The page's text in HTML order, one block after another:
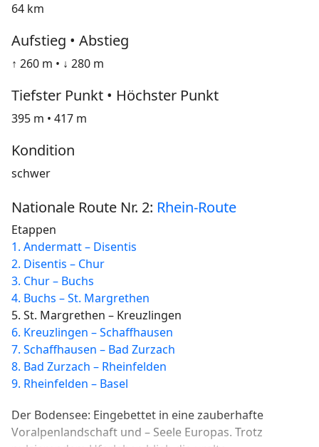
64 km
Aufstieg • Abstieg
↑ 260 m • ↓ 280 m
Tiefster Punkt • Höchster Punkt
395 m • 417 m
Kondition
schwer
Nationale Route Nr. 2: Rhein-Route
Etappen
1. Andermatt – Disentis
2. Disentis – Chur
3. Chur – Buchs
4. Buchs – St. Margrethen
5. St. Margrethen – Kreuzlingen
6. Kreuzlingen – Schaffhausen
7. Schaffhausen – Bad Zurzach
8. Bad Zurzach – Rheinfelden
9. Rheinfelden – Basel
Der Bodensee: Eingebettet in eine zauberhafte
Voralpenlandschaft und – Seele Europas. Trotz